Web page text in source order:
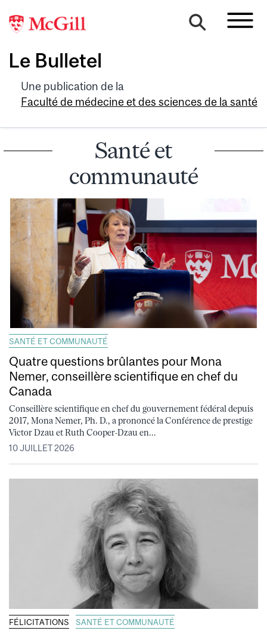
Le Bulletel
Une publication de la
Faculté de médecine et des sciences de la santé
Santé et
communauté
SANTÉ ET COMMUNAUTÉ
Quatre questions brûlantes pour Mona
Nemer, conseillère scientifique en chef du
Canada
Conseillère scientifique en chef du gouvernement fédéral depuis
2017, Mona Nemer, Ph. D., a prononcé la Conférence de prestige
Victor Dzau et Ruth Cooper-Dzau en...
10 JUILLET 2026
FÉLICITATIONS SANTÉ ET COMMUNAUTÉ